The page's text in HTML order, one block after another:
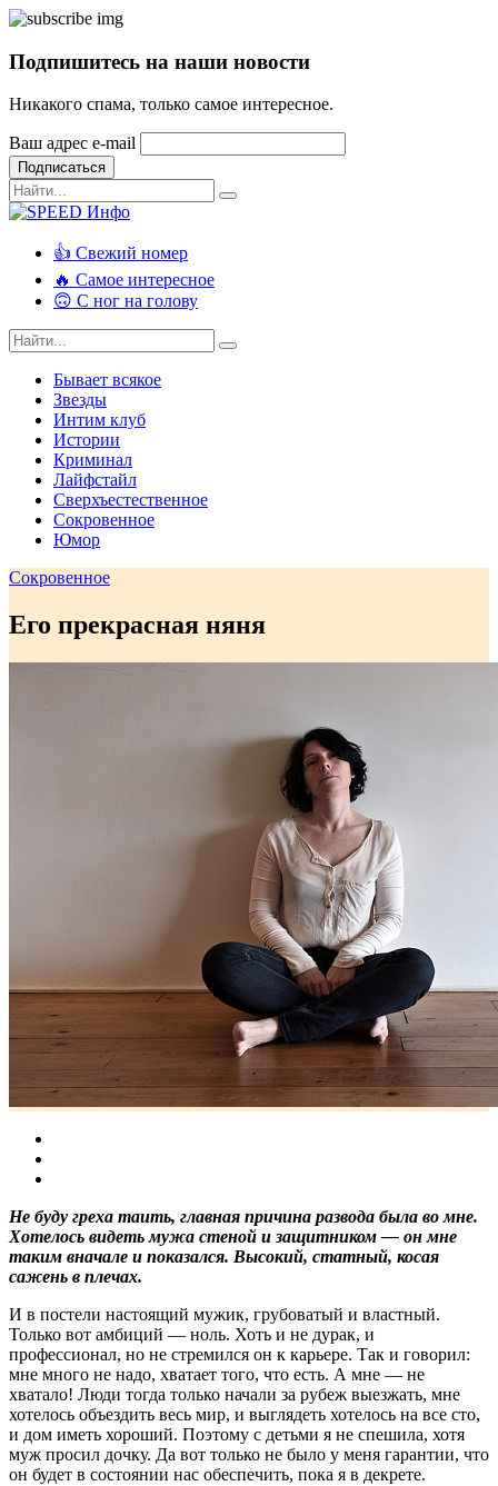
Подпишитесь на наши новости
Никакого спама, только самое интересное.
Ваш адрес e-mail
Подписаться
👍 Свежий номер
🔥 Самое интересное
🙃 С ног на голову
Бывает всякое
Звезды
Интим клуб
Истории
Криминал
Лайфстайл
Сверхъестественное
Сокровенное
Юмор
Сокровенное
Его прекрасная няня
Не буду греха таить, главная причина развода была во мне.
Хотелось видеть мужа стеной и защитником — он мне
таким вначале и показался. Высокий, статный, косая
сажень в плечах.
И в постели настоящий мужик, грубоватый и властный.
Только вот амбиций — ноль. Хоть и не дурак, и
профессионал, но не стремился он к карьере. Так и говорил:
мне много не надо, хватает того, что есть. А мне — не
хватало! Люди тогда только начали за рубеж выезжать, мне
хотелось объездить весь мир, и выглядеть хотелось на все сто,
и дом иметь хороший. Поэтому с детьми я не спешила, хотя
муж просил дочку. Да вот только не было у меня гарантии, что
он будет в состоянии нас обеспечить, пока я в декрете.